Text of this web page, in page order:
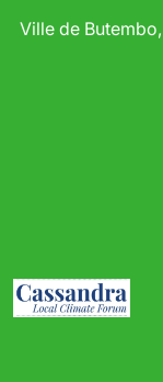
Ville de